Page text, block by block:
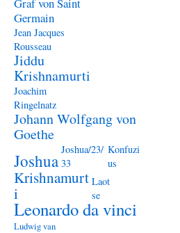
Germain
Jean Jacques
Rousseau
Jiddu
Krishnamurti
Joachim
Ringelnatz
Johann Wolfgang von
Goethe
Joshua
Joshua/23/
33
Konfuzi
us
Krishnamurt
i
Laot
se
Leonardo da vinci
Ludwig van